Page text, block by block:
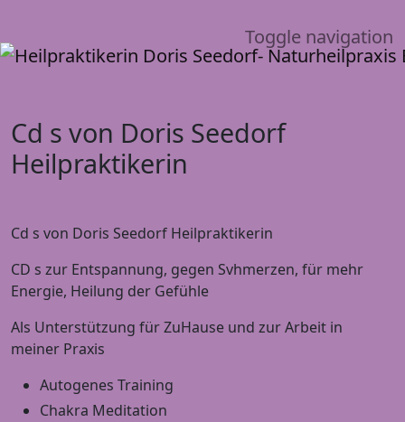
Toggle navigation
Cd s von Doris Seedorf
Heilpraktikerin
Cd s von Doris Seedorf Heilpraktikerin
CD s zur Entspannung, gegen Svhmerzen, für mehr
Energie, Heilung der Gefühle
Als Unterstützung für ZuHause und zur Arbeit in
meiner Praxis
Autogenes Training
Chakra Meditation